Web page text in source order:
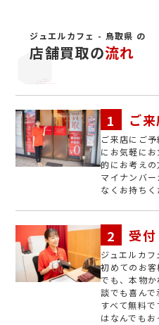
ジュエルカフェ - 鳥取県 の
店舗買取の流れ
ご
ご来店にご
にお気軽に
的にお考え
マイナンバ
なくお持ちく
受
ジュエルカ
初めてのお
でも、本物
談でも喜ん
すべて無料
はなんでもお